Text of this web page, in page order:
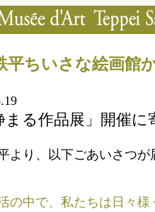
平ちいさな絵画館
まる作品展」開催に
より、以下ごあいさつが
の中で、私たちは日々